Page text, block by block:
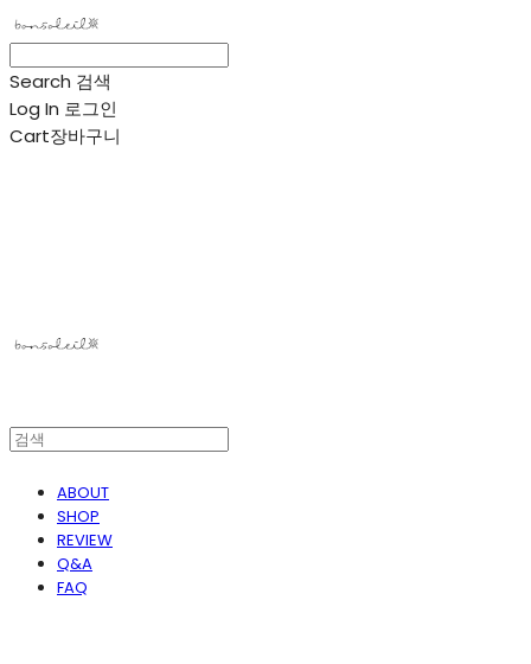
Search 검색
Log In 로그인
Cart장바구니
ABOUT
SHOP
REVIEW
Q&A
FAQ